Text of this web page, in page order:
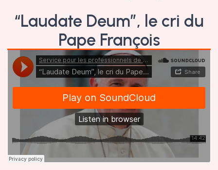
“Laudate Deum”, le cri du
Pape François
9 octobre 2023